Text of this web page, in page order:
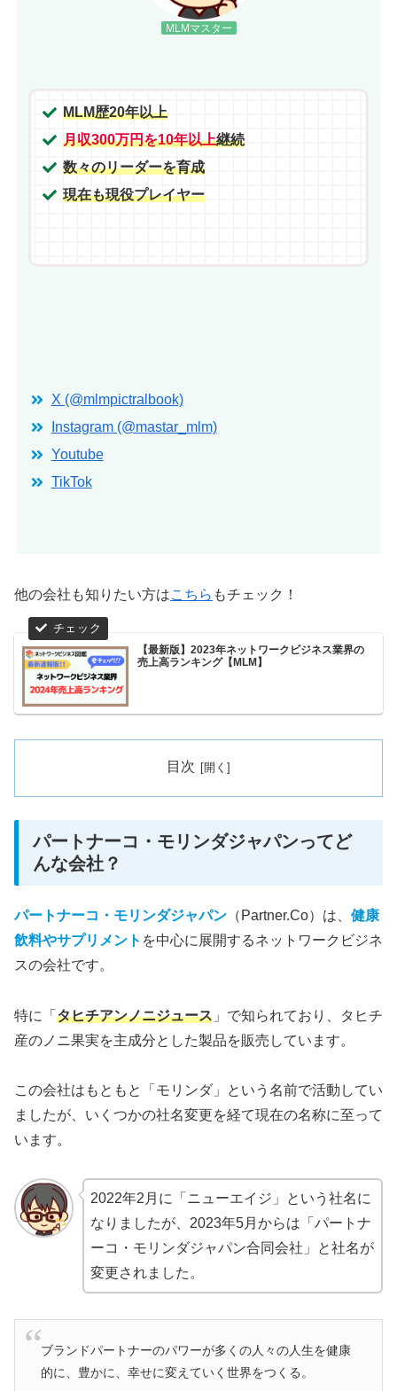
MLMマスター
MLM歴20年以上
月収300万円を10年以上継続
数々のリーダーを育成
現在も現役プレイヤー
X (@mlmpictralbook)
Instagram (@mastar_mlm)
Youtube
TikTok
他の会社も知りたい方はこちら もチェック！
【最新版】2023年ネットワークビジネス業界の
売上高ランキング【MLM】
目次
パートナーコ・モリンダジャパンってど
んな会社？
パートナーコ・モリンダジャパン （Partner.Co）は、 健康
飲料やサプリメント を中心に展開するネットワークビジネ
スの会社です。
特に「 タヒチアンノニジュース 」で知られており、タヒチ
産のノニ果実を主成分とした製品を販売しています。
この会社はもともと「モリンダ」という名前で活動してい
ましたが、いくつかの社名変更を経て現在の名称に至って
います​。
2022年2月に「ニューエイジ」という社名に
なりましたが、2023年5月からは「パートナ
ーコ・モリンダジャパン合同会社」と社名が
変更されました。
ブランドパートナーのパワーが多くの人々の人生を健康
的に、豊かに、幸せに変えていく世界をつくる。